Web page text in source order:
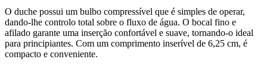
O duche possui um bulbo compressível que é simples de operar,
dando-lhe controlo total sobre o fluxo de água. O bocal fino e
afilado garante uma inserção confortável e suave, tornando-o ideal
para principiantes. Com um comprimento inserível de 6,25 cm, é
compacto e conveniente.